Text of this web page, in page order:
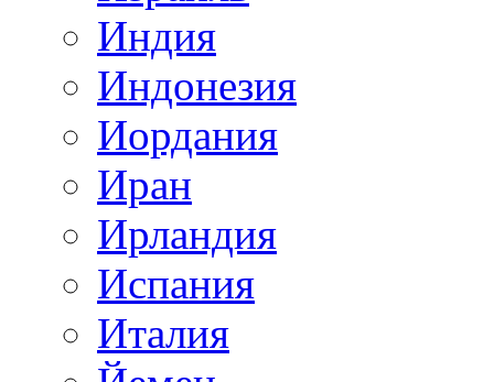
Индия
Индонезия
Иордания
Иран
Ирландия
Испания
Италия